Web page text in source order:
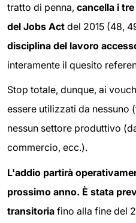
tratto di penna, cancella i
del Jobs Act del 2015 (48,
disciplina del lavoro
interamente il quesito
Stop totale, dunque, ai
essere utilizzati da nessuno
nessun settore produttivo
commercio, ecc.).
L'addio partirà
prossimo anno. È stata
transitoria fino alla fine del